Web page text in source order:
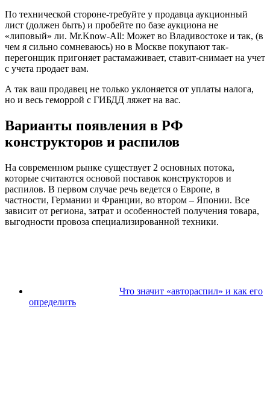
По технической стороне-требуйте у продавца аукционный
лист (должен быть) и пробейте по базе аукциона не
«липовый» ли. Mr.Know-All: Может во Владивостоке и так, (в
чем я сильно сомневаюсь) но в Москве покупают так-
перегонщик пригоняет растамаживает, ставит-снимает на учет
с учета продает вам.
А так ваш продавец не только уклоняется от уплаты налога,
но и весь геморрой с ГИБДД ляжет на вас.
Варианты появления в РФ
конструкторов и распилов
На современном рынке существует 2 основных потока,
которые считаются основой поставок конструкторов и
распилов. В первом случае речь ведется о Европе, в
частности, Германии и Франции, во втором – Японии. Все
зависит от региона, затрат и особенностей получения товара,
выгодности провоза специализированной техники.
Что значит «автораспил» и как его
определить